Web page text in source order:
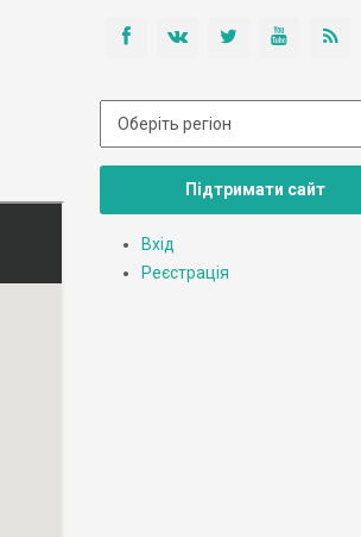
Підтримати сайт
Вхід
Реєстрація